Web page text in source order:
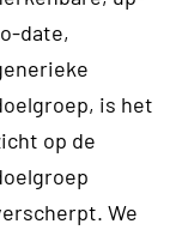
date,
is het
op de
We